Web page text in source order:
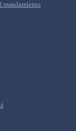
mandamiento